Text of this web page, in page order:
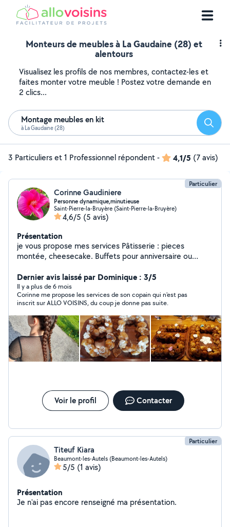
Monteurs de meubles à La Gaudaine (28) et
alentours
Visualisez les profils de nos membres, contactez-les et
faites monter votre meuble ! Postez votre demande en
2 clics...
Montage meubles en kit
à La Gaudaine (28)
3 Particuliers et 1 Professionnel répondent- 4,1/5 (7 avis)
Particulier
Corinne Gaudiniere
Personne dynamique,minutieuse
Saint-Pierre-la-Bruyère (Saint-Pierre-la-Bruyère)
4,6/5 (5 avis)
Présentation
je vous propose mes services Pâtisserie : pieces
montée, cheesecake. Buffets pour anniversaire ou
Dernier avis laissé par Dominique : 3/5
Il y a plus de 6 mois
Corinne me propose les services de son copain qui n'est pas
inscrit sur ALLO VOISINS, du coup je donne pas suite.
Voir le profil Contacter
Particulier
Titeuf Kiara
Beaumont-les-Autels (Beaumont-les-Autels)
5/5 (1 avis)
Présentation
Je n'ai pas encore renseigné ma présentation.